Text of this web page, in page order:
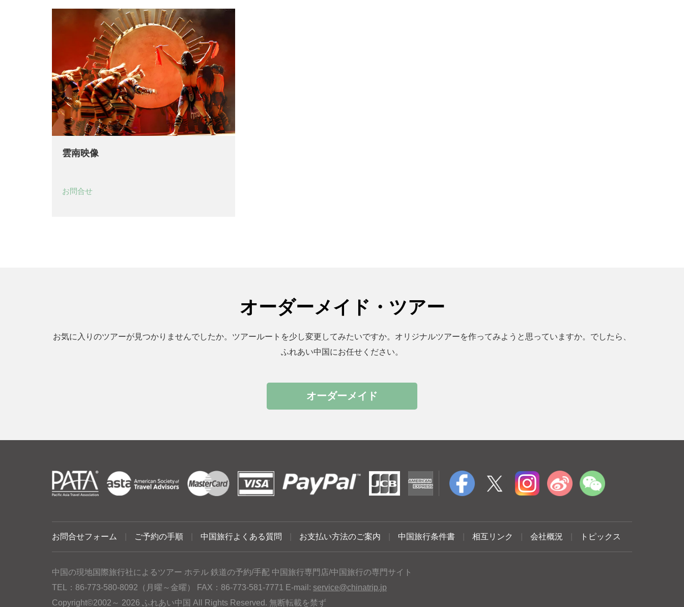
雲南映像
お問合せ
オーダーメイド・ツアー
お気に入りのツアーが見つかりませんでしたか。ツアールートを少し変更してみたいですか。オリジナルツアーを作ってみようと思っていますか。でしたら、
ふれあい中国にお任せください。
オーダーメイド
お問合せフォーム ご予約の手順 中国旅行よくある質問 お支払い方法のご案内 中国旅行条件書 相互リンク 会社概況 トピックス
中国の現地国際旅行社によるツアー ホテル 鉄道の予約/手配 中国旅行専門店/中国旅行の専門サイト
TEL：86-773-580-8092（月曜～金曜） FAX：86-773-581-7771 E-mail: service@chinatrip.jp
Copyright©2002～ 2026 ふれあい中国 All Rights Reserved. 無断転載を禁ず